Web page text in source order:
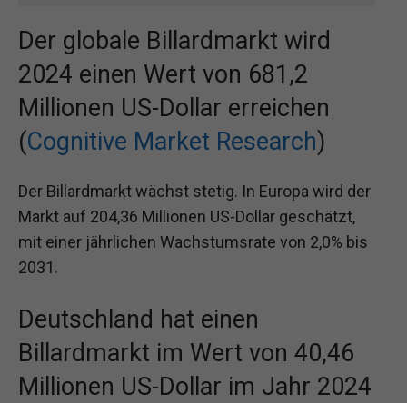
Der globale Billardmarkt wird
2024 einen Wert von 681,2
Millionen US-Dollar erreichen
(Cognitive Market Research)
Der Billardmarkt wächst stetig. In Europa wird der
Markt auf 204,36 Millionen US-Dollar geschätzt,
mit einer jährlichen Wachstumsrate von 2,0% bis
2031.
Deutschland hat einen
Billardmarkt im Wert von 40,46
Millionen US-Dollar im Jahr 2024